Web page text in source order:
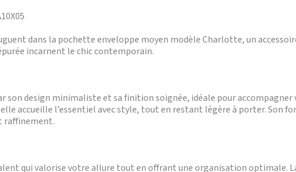
dans la pochette enveloppe moyen modèle Charlotte, un
incarnent le chic contemporain.
son design minimaliste et sa finition soignée, idéale pour accompagner
accueille l’essentiel avec style, tout en restant légère à porter. Son
raffinement.
qui valorise votre allure tout en offrant une organisation optimale.